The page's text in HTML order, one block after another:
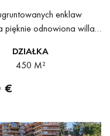
enklaw
pięknie odnowiona willa
się od góry
DZIAŁKA
450 M²
€